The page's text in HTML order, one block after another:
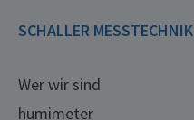
SCHALLER MESSTECHNIK
Wer wir sind
humimeter